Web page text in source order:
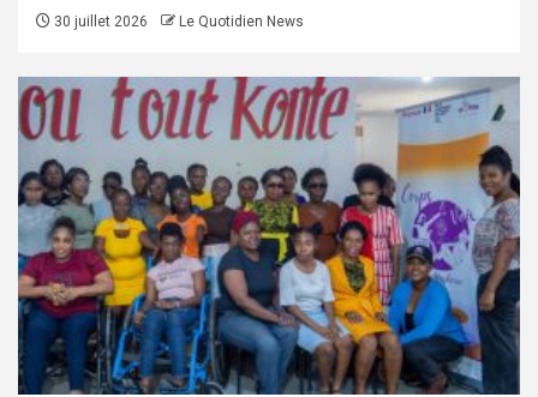
30 juillet 2026 Le Quotidien News